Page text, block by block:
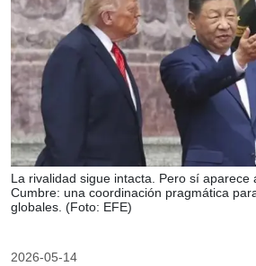
La rivalidad sigue intacta. Pero sí aparece
Cumbre: una coordinación pragmática
globales. (Foto: EFE)
2026-05-14